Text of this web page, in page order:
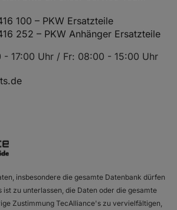
100 – PKW Ersatzteile
252 – PKW Anhänger Ersatzteile
17:00 Uhr / Fr: 08:00 - 15:00 Uhr
insbesondere die gesamte Datenbank dürfen
ist zu unterlassen, die Daten oder die gesamte
Zustimmung TecAlliance's zu vervielfältigen,